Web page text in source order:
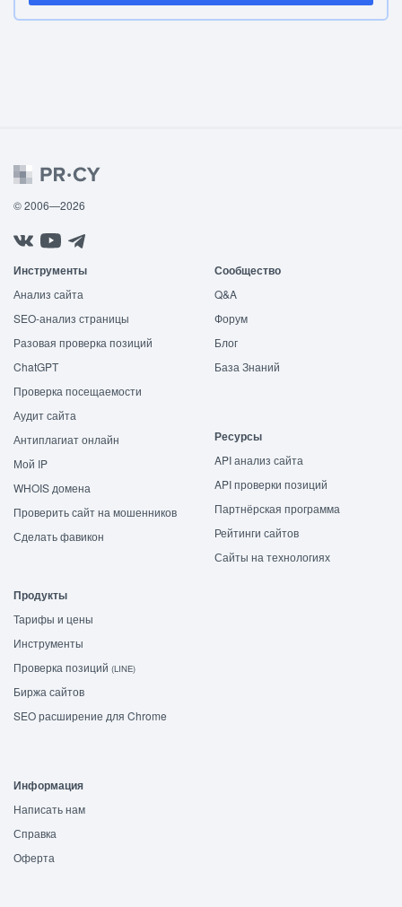
© 2006—2026
Инструменты
Анализ сайта
SEO-анализ страницы
Разовая проверка позиций
ChatGPT
Проверка посещаемости
Аудит сайта
Антиплагиат онлайн
Мой IP
WHOIS домена
Проверить сайт на мошенников
Сделать фавикон
Сообщество
Q&A
Форум
Блог
База Знаний
Ресурсы
API анализ сайта
API проверки позиций
Партнёрская программа
Рейтинги сайтов
Сайты на технологиях
Продукты
Тарифы и цены
Инструменты
Проверка позиций (LINE)
Биржа сайтов
SEO расширение для Chrome
Информация
Написать нам
Справка
Оферта